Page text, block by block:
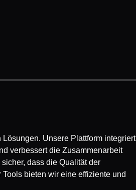
Unsere Plattform integriert
verbessert die Zusammenarbeit
dass die Qualität der
bieten wir eine effiziente und